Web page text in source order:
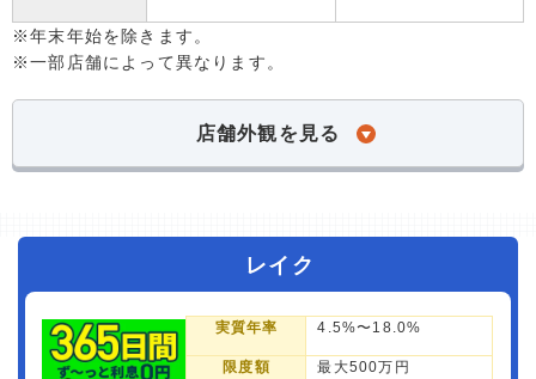
※年末年始を除きます。
※一部店舗によって異なります。
店舗外観を見る
レイク
実質年率 4.5%〜18.0%
限度額 最大500万円